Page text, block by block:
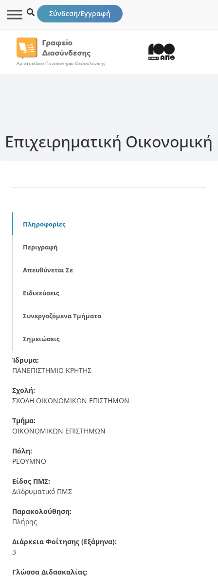
Σύνδεση/Εγγραφή
Επιχειρηματική Οικονομική
Πληροφορίες
Περιγραφή
Απευθύνεται Σε
Ειδικεύσεις
Συνεργαζόμενα Τμήματα
Σημειώσεις
Ίδρυμα:
ΠΑΝΕΠΙΣΤΗΜΙΟ ΚΡΗΤΗΣ
Σχολή:
ΣΧΟΛΗ ΟΙΚΟΝΟΜΙΚΩΝ ΕΠΙΣΤΗΜΩΝ
Τμήμα:
ΟΙΚΟΝΟΜΙΚΩΝ ΕΠΙΣΤΗΜΩΝ
Πόλη:
ΡΕΘΥΜΝΟ
Είδος ΠΜΣ:
Διϊδρυματικό ΠΜΣ
Παρακολούθηση:
Πλήρης
Διάρκεια Φοίτησης (Εξάμηνα):
3
Γλώσσα Διδασκαλίας: